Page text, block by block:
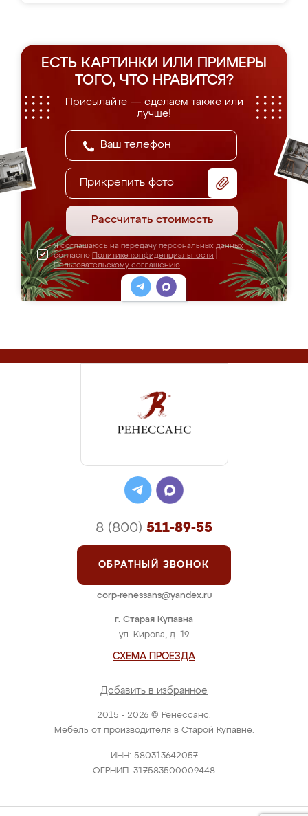
ЕСТЬ КАРТИНКИ ИЛИ ПРИМЕРЫ
ТОГО, ЧТО НРАВИТСЯ?
Присылайте — сделаем также или
лучше!
Прикрепить фото
Рассчитать стоимость
Я соглашаюсь на передачу персональных данных
согласно Политике конфиденциальности
Пользовательскому соглашению
2015 - 2026 © Ренессанс.
Мебель от производителя в Старой Купавне.
ИНН: 580313642057
ОГРНИП: 317583500009448
г. Старая Купавна
ул. Кирова, д. 19
СХЕМА ПРОЕЗДА
Добавить в избранное
8 (800) 511-89-55
ОБРАТНЫЙ ЗВОНОК
corp-renessans@yandex.ru